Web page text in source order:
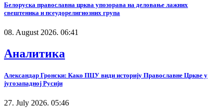
Белоруска православна црква упозорава на деловање лажних
свештеника и псеудорелигиозних група
08. August 2026. 06:41
Аналитика
Александар Гронски: Како ПЦУ види историју Православне Цркве у
југозападној Русији
27. July 2026. 05:46